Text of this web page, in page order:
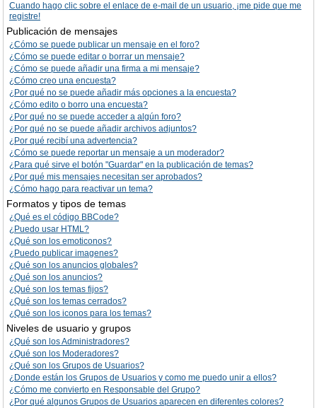
Cuando hago clic sobre el enlace de e-mail de un usuario, ¡me pide que me
registre!
Publicación de mensajes
¿Cómo se puede publicar un mensaje en el foro?
¿Cómo se puede editar o borrar un mensaje?
¿Cómo se puede añadir una firma a mi mensaje?
¿Cómo creo una encuesta?
¿Por qué no se puede añadir más opciones a la encuesta?
¿Cómo edito o borro una encuesta?
¿Por qué no se puede acceder a algún foro?
¿Por qué no se puede añadir archivos adjuntos?
¿Por qué recibí una advertencia?
¿Cómo se puede reportar un mensaje a un moderador?
¿Para qué sirve el botón "Guardar" en la publicación de temas?
¿Por qué mis mensajes necesitan ser aprobados?
¿Cómo hago para reactivar un tema?
Formatos y tipos de temas
¿Qué es el código BBCode?
¿Puedo usar HTML?
¿Qué son los emoticonos?
¿Puedo publicar imagenes?
¿Qué son los anuncios globales?
¿Qué son los anuncios?
¿Qué son los temas fijos?
¿Qué son los temas cerrados?
¿Qué son los iconos para los temas?
Niveles de usuario y grupos
¿Qué son los Administradores?
¿Qué son los Moderadores?
¿Qué son los Grupos de Usuarios?
¿Donde están los Grupos de Usuarios y como me puedo unir a ellos?
¿Cómo me convierto en Responsable del Grupo?
¿Por qué algunos Grupos de Usuarios aparecen en diferentes colores?